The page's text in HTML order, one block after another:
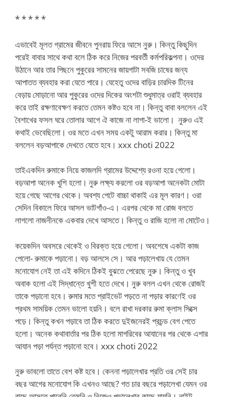
* * * * *
এভাবেই মূলত গ্রামের জীবনে পুনরায় ফিরে আসে নুরু। কিন্তু কিছুদিন
পরেই বাবার সাথে কথা বলে ঠিক করে নিজের পরবর্তী কর্মপরিকল্পনা। ওদের
উঠানে আর তার পিছনে পুকুরের সামনের জায়গাটা সবজি চাষের জন্য
আপাতত ব্যবহার করা যেতে পারে। যেহেতু ওদের বাড়ির চারদিক টিনের
বেড়ায় মোড়ানো আর পুকুরের ওদের দিকের অংশটা শুধুমাত্র ওরাই ব্যবহার
করে তাই রক্ষণাবেক্ষণ করতে তেমন কষ্টও হবে না। কিন্তু বাবা বললেন এই
বৈশাখের ফসল ঘরে তোলার আগে ঐ কাজে না লাগা-ই ভালো। নুরুও এই
কথাই ভেবেছিলো। ওর মতে এখন সময় একটু আরাম করার। কিন্তু মা
বললেন বড়আপাকে দেখতে যেতে হবে। xxx choti 2022
তাইএকদিন রুমাকে নিয়ে কাজলদি গ্রামের উদ্দেশ্যে রওনা হয়ে গেলো।
বড়আপা অনেক খুশি হলো। নুরু লক্ষ্য করলো ওর বড়আপা অনেকটা মোটা
হয়ে গেছে আগের থেকে। অবশ্য পেটে বাচ্চা থাকাই এর মূল কারণ। ওরা
সেদিন বিকালে ফিরে আসল ভাটগাঁও-এ। এরপর থেকে মা রোজ বলতে
লাগলো নাজনীনকে একবার দেখে আসতে। কিন্তু ও রাজি হলো না মোটেও।
কয়েকদিন অবসরে থেকেই ও বিরক্ত হয়ে গেলো। অবশেষে একটা কাজ
পেলো- রুমাকে পড়ানো। বড় আলসে সে। আর পড়ালেখায় যে তেমন
মনোযোগ নেই তা এই কদিনে ঠিকই বুঝতে পেরেছে নুরু। কিন্তু ও খুব
অবাক হলো এই সিদ্ধান্তে খুশী হতে দেখে। নুরু বলল এখন থেকে রোজই
তাকে পড়ানো হবে। রুমার মতে প্রাইভেট পড়তে না পড়ার কারণেই ওর
প্রথম সাময়িক তেমন ভালো হয়নি। বলে রাখা দরকার রুমা ক্লাস সিক্সে
পড়ে। কিন্তু কখন পড়াবে তা ঠিক করতে দুইজনেরই প্রচন্ড বেগ পেতে
হলো। অনেক কথাবার্তার পর ঠিক হলো মাগরিবের আযানের পর থেকে এশার
আযান পড়া পর্যন্ত পড়ানো হবে। xxx choti 2022
নুরু ভাবলো তাতে বেশ কষ্ট হবে। কেননা পড়ালেখার প্রতি ওর সেই চার
বছর আগের মনোযোগ কি এখনও আছে? গত চার বছরে পড়ালেখা যেমন ওর